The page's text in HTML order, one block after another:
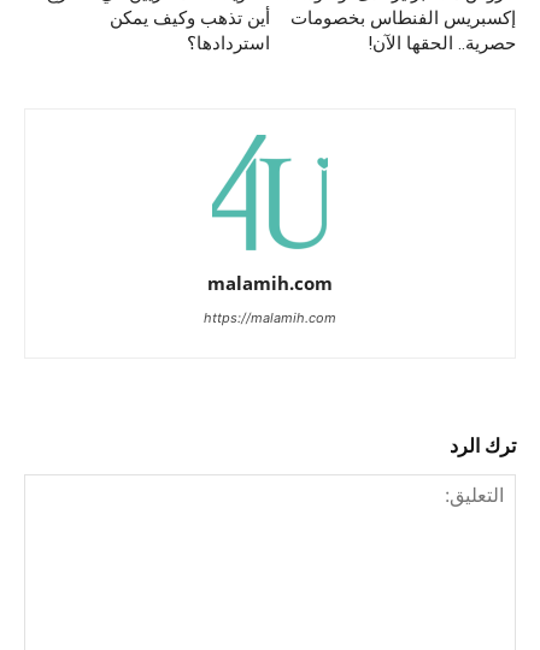
أين تذهب وكيف يمكن
استردادها؟
إكسبريس الفنطاس بخصومات
حصرية.. الحقها الآن!
malamih.com
https://malamih.com
ترك الرد